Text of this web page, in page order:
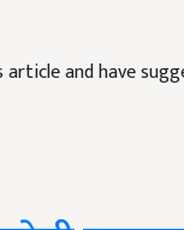
article and have